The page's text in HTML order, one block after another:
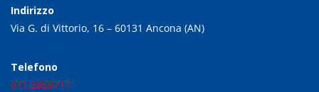
Indirizzo
Via G. di Vittorio, 16 – 60131 Ancona (AN)
Telefono
071.2868717